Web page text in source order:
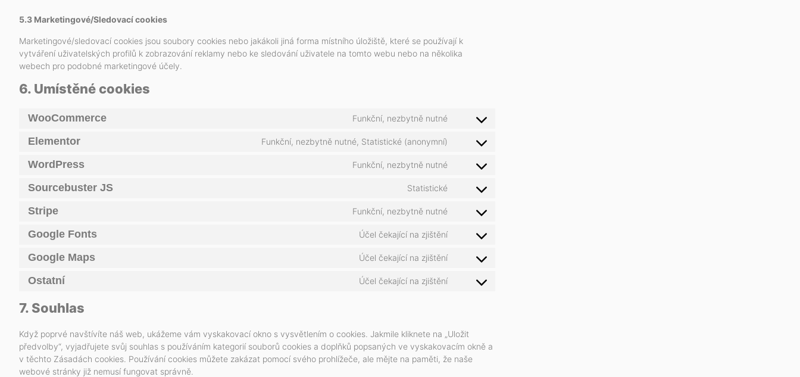
5.3 Marketingové/Sledovací cookies
Marketingové/sledovací cookies jsou soubory cookies nebo jakákoli jiná forma místního úložiště, které se používají k
vytváření uživatelských profilů k zobrazování reklamy nebo ke sledování uživatele na tomto webu nebo na několika
webech pro podobné marketingové účely.
6. Umístěné cookies
WooCommerce Funkční, nezbytně nutné
Elementor Funkční, nezbytně nutné, Statistické (anonymní)
WordPress Funkční, nezbytně nutné
Sourcebuster JS Statistické
Stripe Funkční, nezbytně nutné
Google Fonts Účel čekající na zjištění
Google Maps Účel čekající na zjištění
Ostatní Účel čekající na zjištění
7. Souhlas
Když poprvé navštívíte náš web, ukážeme vám vyskakovací okno s vysvětlením o cookies. Jakmile kliknete na „Uložit
předvolby“, vyjadřujete svůj souhlas s používáním kategorií souborů cookies a doplňků popsaných ve vyskakovacím okně a
v těchto Zásadách cookies. Používání cookies můžete zakázat pomocí svého prohlížeče, ale mějte na paměti, že naše
webové stránky již nemusí fungovat správně.